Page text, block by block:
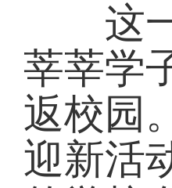
这一
莘莘学
返校园
迎新活